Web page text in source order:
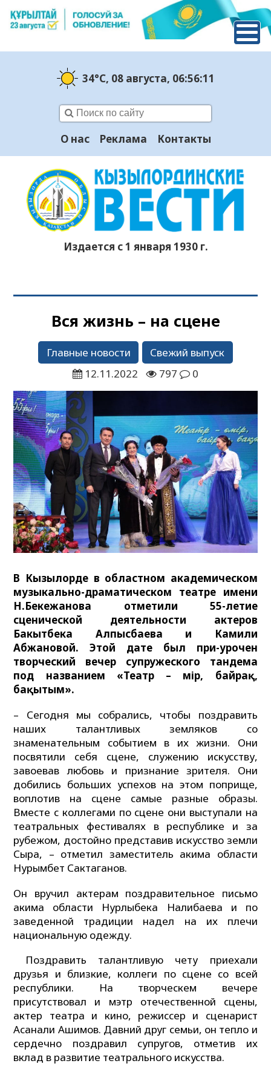
34°C, 08 августа, 06:56:12
О нас Реклама Контакты
Издается с 1 января 1930 г.
Вся жизнь – на сцене
Главные новости
Свежий выпуск
12.11.2022
797 0
В Кызылорде в областном академическом
музыкально-драматическом театре имени
Н.Бекежанова отметили 55-летие
сценической деятельности актеров
Бакытбека Алпысбаева и Камили
Абжановой. Этой дате был при-урочен
творческий вечер супружеского тандема
под названием «Театр – өмір, байрақ,
бақытым».
– Сегодня мы собрались, чтобы поздравить
наших талантливых земляков со
знаменательным событием в их жизни. Они
посвятили себя сцене, служению искусству,
завоевав любовь и признание зрителя. Они
добились больших успехов на этом поприще,
воплотив на сцене самые разные образы.
Вместе с коллегами по сцене они выступали на
театральных фестивалях в республике и за
рубежом, достойно представив искусство земли
Сыра, – отметил заместитель акима области
Нурымбет Сактаганов.
Он вручил актерам поздравительное письмо
акима области Нурлыбека Налибаева и по
заведенной традиции надел на их плечи
национальную одежду.
Поздравить талантливую чету приехали
друзья и близкие, коллеги по сцене со всей
республики. На творческем вечере
присутствовал и мэтр отечественной сцены,
актер театра и кино, режиссер и сценарист
Асанали Ашимов. Давний друг семьи, он тепло и
сердечно поздравил супругов, отметив их
вклад в развитие театрального искусства.